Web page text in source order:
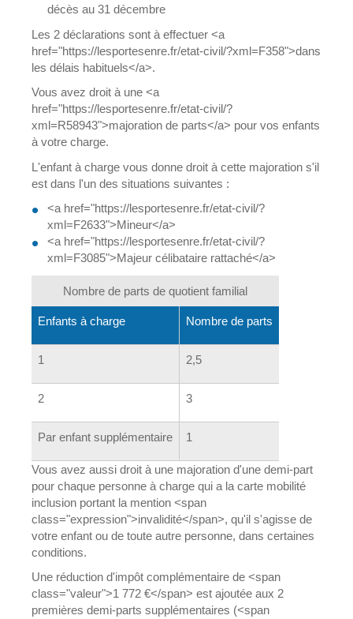
décès au 31 décembre
Les 2 déclarations sont à effectuer <a
href="https://lesportesenre.fr/etat-civil/?xml=F358">dans
les délais habituels</a>.
Vous avez droit à une <a
href="https://lesportesenre.fr/etat-civil/?
xml=R58943">majoration de parts</a> pour vos enfants
à votre charge.
L'enfant à charge vous donne droit à cette majoration s'il
est dans l'un des situations suivantes :
<a href="https://lesportesenre.fr/etat-civil/?
xml=F2633">Mineur</a>
<a href="https://lesportesenre.fr/etat-civil/?
xml=F3085">Majeur célibataire rattaché</a>
Nombre de parts de quotient familial
Enfants à charge Nombre de parts
1 2,5
2 3
Par enfant supplémentaire 1
Vous avez aussi droit à une majoration d'une demi-part
pour chaque personne à charge qui a la carte mobilité
inclusion portant la mention <span
class="expression">invalidité</span>, qu'il s'agisse de
votre enfant ou de toute autre personne, dans certaines
conditions.
Une réduction d'impôt complémentaire de <span
class="valeur">1 772 €</span> est ajoutée aux 2
premières demi-parts supplémentaires (<span